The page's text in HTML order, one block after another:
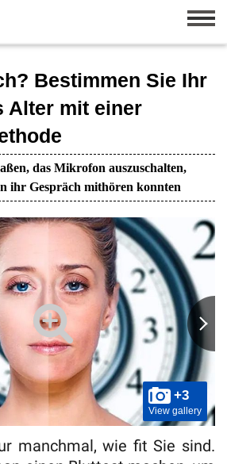
Bestimmen Sie Ihr
Alter mit einer
das Mikrofon auszuschalten,
ihr Gespräch mithören konnten
+3
View gallery
manchmal, wie fit Sie sind.